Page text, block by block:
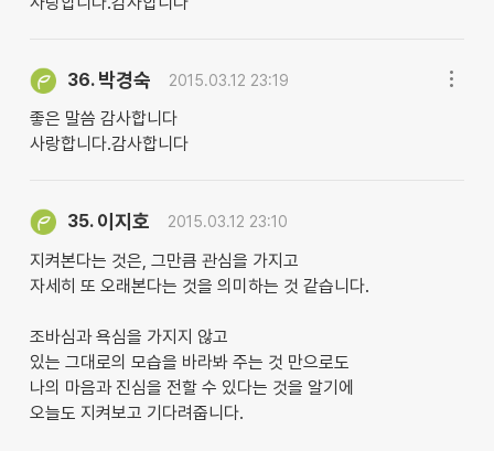
36. 박경숙 2015.03.12 23:19
좋은 말씀 감사합니다
사랑합니다.감사합니다
35. 이지호 2015.03.12 23:10
지켜본다는 것은, 그만큼 관심을 가지고
자세히 또 오래본다는 것을 의미하는 것 같습니다.
조바심과 욕심을 가지지 않고
있는 그대로의 모습을 바라봐 주는 것 만으로도
나의 마음과 진심을 전할 수 있다는 것을 알기에
오늘도 지켜보고 기다려줍니다.